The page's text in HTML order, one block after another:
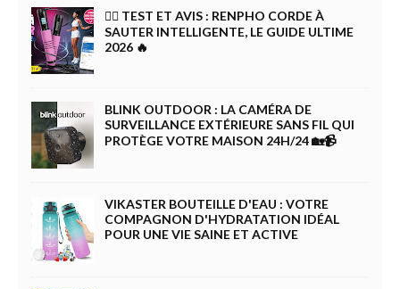
🏋️‍♀️ TEST ET AVIS : RENPHO CORDE À
SAUTER INTELLIGENTE, LE GUIDE ULTIME
2026 🔥
BLINK OUTDOOR : LA CAMÉRA DE
SURVEILLANCE EXTÉRIEURE SANS FIL QUI
PROTÈGE VOTRE MAISON 24H/24 🏡📹
VIKASTER BOUTEILLE D'EAU : VOTRE
COMPAGNON D'HYDRATATION IDÉAL
POUR UNE VIE SAINE ET ACTIVE